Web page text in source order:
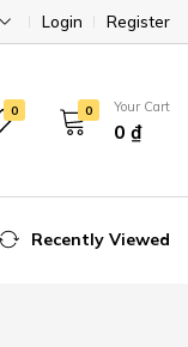
Login Register
0 0 Your Cart
0 ₫
Recently Viewed